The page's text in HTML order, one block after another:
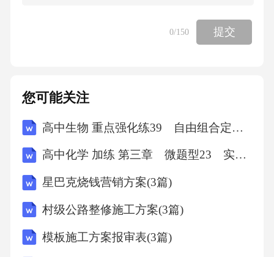
交接义务。八、争议解决1.协商解决双方在履行
本协议过程中如发生争议，应首先通过友好协
有管辖权的人民法院提起诉讼。诉讼期间，除
争议事项外，双方应继续履行本协议其他无争
议条款。九、其他条款1.本协议自双方签字（或
一份，具有同等法律效
0/150 提交
您可能关注
高中生物 重点强化练39 自由组合定律“特殊比例”的相关题型(二)
高中化学 加练 第三章 微题型23 实验目的与仪器、试剂选择匹配性分析
星巴克烧钱营销方案(3篇)
村级公路整修施工方案(3篇)
模板施工方案报审表(3篇)